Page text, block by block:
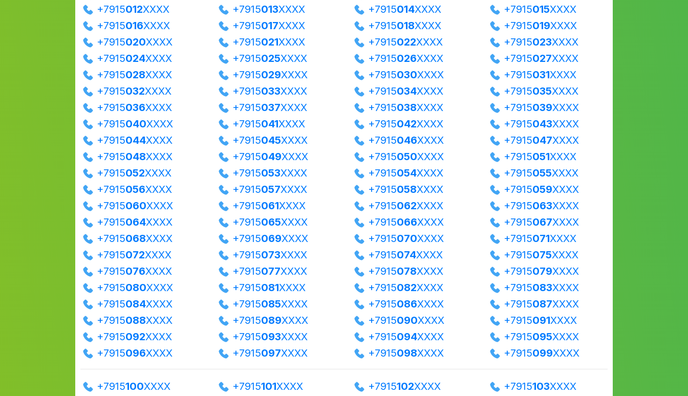
+7915012XXXX +7915013XXXX +7915014XXXX +7915015XXXX
+7915016XXXX +7915017XXXX +7915018XXXX +7915019XXXX
+7915020XXXX +7915021XXXX +7915022XXXX +7915023XXXX
+7915024XXXX +7915025XXXX +7915026XXXX +7915027XXXX
+7915028XXXX +7915029XXXX +7915030XXXX +7915031XXXX
+7915032XXXX +7915033XXXX +7915034XXXX +7915035XXXX
+7915036XXXX +7915037XXXX +7915038XXXX +7915039XXXX
+7915040XXXX +7915041XXXX +7915042XXXX +7915043XXXX
+7915044XXXX +7915045XXXX +7915046XXXX +7915047XXXX
+7915048XXXX +7915049XXXX +7915050XXXX +7915051XXXX
+7915052XXXX +7915053XXXX +7915054XXXX +7915055XXXX
+7915056XXXX +7915057XXXX +7915058XXXX +7915059XXXX
+7915060XXXX +7915061XXXX +7915062XXXX +7915063XXXX
+7915064XXXX +7915065XXXX +7915066XXXX +7915067XXXX
+7915068XXXX +7915069XXXX +7915070XXXX +7915071XXXX
+7915072XXXX +7915073XXXX +7915074XXXX +7915075XXXX
+7915076XXXX +7915077XXXX +7915078XXXX +7915079XXXX
+7915080XXXX +7915081XXXX +7915082XXXX +7915083XXXX
+7915084XXXX +7915085XXXX +7915086XXXX +7915087XXXX
+7915088XXXX +7915089XXXX +7915090XXXX +7915091XXXX
+7915092XXXX +7915093XXXX +7915094XXXX +7915095XXXX
+7915096XXXX +7915097XXXX +7915098XXXX +7915099XXXX
+7915100XXXX +7915101XXXX +7915102XXXX +7915103XXXX